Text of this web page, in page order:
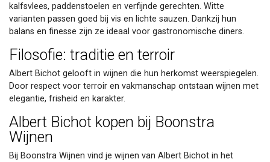
kalfsvlees, paddenstoelen en verfijnde gerechten. Witte
varianten passen goed bij vis en lichte sauzen. Dankzij hun
balans en finesse zijn ze ideaal voor gastronomische diners.
Filosofie: traditie en terroir
Albert Bichot gelooft in wijnen die hun herkomst weerspiegelen.
Door respect voor terroir en vakmanschap ontstaan wijnen met
elegantie, frisheid en karakter.
Albert Bichot kopen bij Boonstra
Wijnen
Bij Boonstra Wijnen vind je wijnen van Albert Bichot in het